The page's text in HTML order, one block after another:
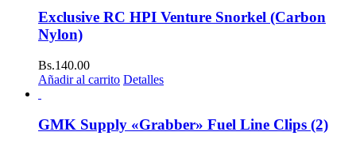
Exclusive RC HPI Venture Snorkel (Carbon
Nylon)
Bs.140.00
Añadir al carrito Detalles
GMK Supply «Grabber» Fuel Line Clips (2)